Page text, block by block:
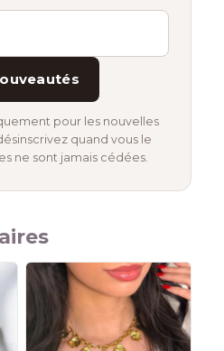
pour les nouvelles
quand vous le
ne sont jamais cédées.